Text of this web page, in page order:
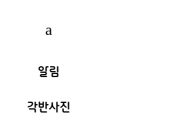
a
알림
각반사진